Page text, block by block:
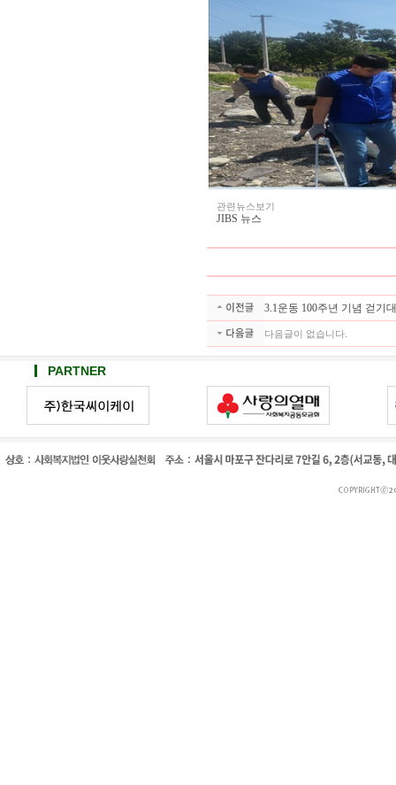
관련뉴스보기
JIBS 뉴스
3.1운동 100주년 기념 걷기
다음글이 없습니다.
PARTNER